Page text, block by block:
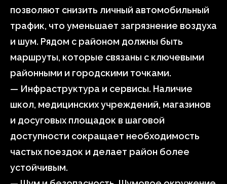
позволяют снизить личный автомобильный
трафик, что уменьшает загрязнение воздуха
и шум. Рядом с районом должны быть
маршруты, которые связаны с ключевыми
районными и городскими точками.
— Инфраструктура и сервисы. Наличие
школ, медицинских учреждений, магазинов
и досуговых площадок в шаговой
доступности сокращает необходимость
частых поездок и делает район более
устойчивым.